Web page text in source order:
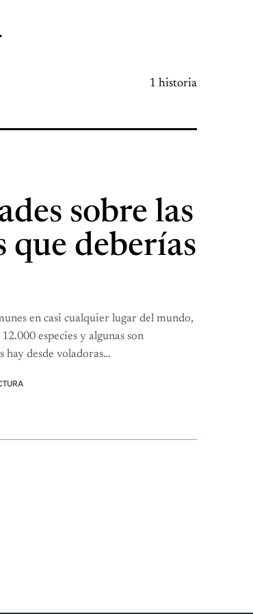
1 historia
sobre las
que deberías
en casi cualquier lugar del mundo,
especies y algunas son
hay desde voladoras…